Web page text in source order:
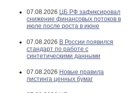
07.08.2026 ЦБ РФ зафиксировал
снижение финансовых потоков в
июле после роста в июне
07.08.2026 В России появился
стандарт по работе с
синтетическими данными
07.08.2026 Новые правила
листинга ценных бумаг